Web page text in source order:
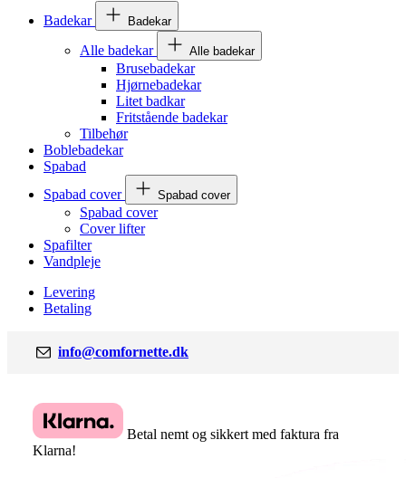
Badekar Badekar
Alle badekar Alle badekar
Brusebadekar
Hjørnebadekar
Litet badkar
Fritstående badekar
Tilbehør
Boblebadekar
Spabad
Spabad cover
Spabad cover
Spabad cover
Cover lifter
Spafilter
Vandpleje
Levering
Betaling
info@comfornette.dk
Betal nemt og sikkert med faktura fra
Klarna!